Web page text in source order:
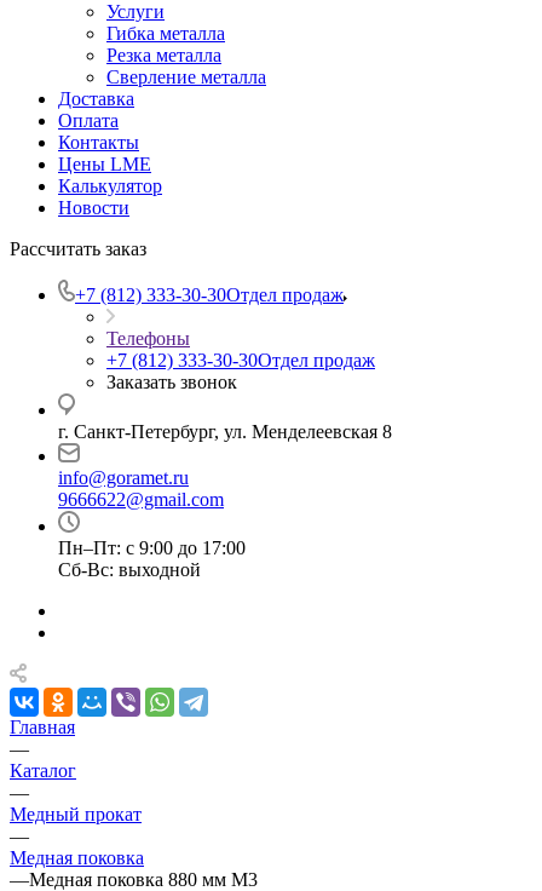
Услуги
Гибка металла
Резка металла
Сверление металла
Доставка
Оплата
Контакты
Цены LME
Калькулятор
Новости
Рассчитать заказ
+7 (812) 333-30-30Отдел продаж
Телефоны
+7 (812) 333-30-30Отдел продаж
Заказать звонок
г. Санкт-Петербург, ул. Менделеевская 8
info@goramet.ru
9666622@gmail.com
Пн–Пт: с 9:00 до 17:00
Сб-Вс: выходной
Главная
—
Каталог
—
Медный прокат
—
Медная поковка
—Медная поковка 880 мм М3